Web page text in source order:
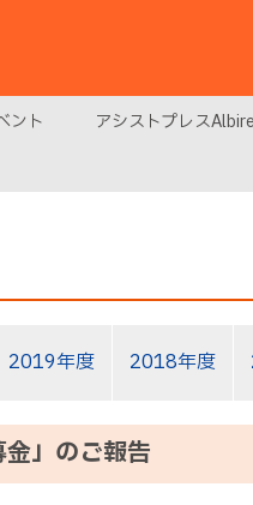
ント アシストプレス
2019年度 2018年度
」のご報告